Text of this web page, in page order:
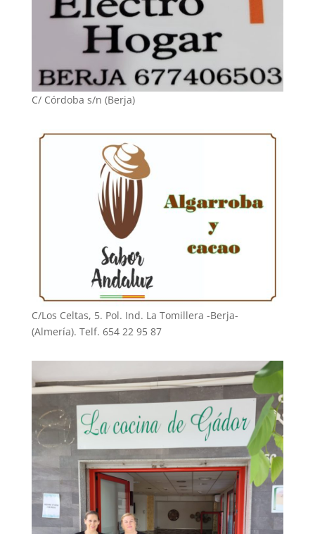
C/ Córdoba s/n (Berja)
C/Los Celtas, 5. Pol. Ind. La Tomillera -Berja-
(Almería). Telf. 654 22 95 87